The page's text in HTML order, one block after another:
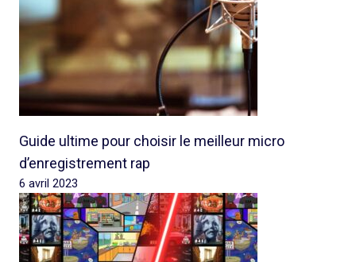
Guide ultime pour choisir le meilleur micro
d’enregistrement rap
6 avril 2023